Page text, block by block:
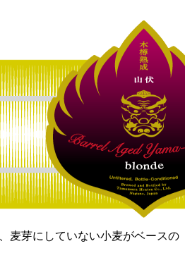
麦芽にしていない小麦がベースの